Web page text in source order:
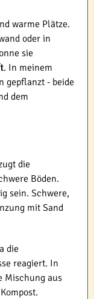
warme Plätze.
oder in
sie
In meinem
gepflanzt - beide
dem
die
Böden.
sein. Schwere,
mit Sand
die
reagiert. In
Mischung aus